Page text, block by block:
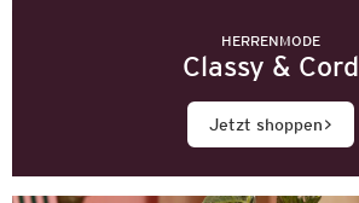
HERRENMODE
Classy & Cord
Jetzt shoppen